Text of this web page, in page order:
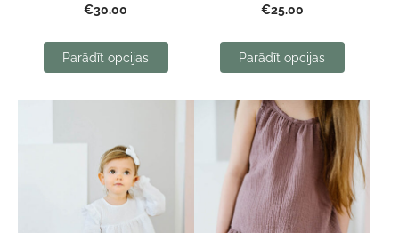
€30.00
Parādīt opcijas
€25.00
Parādīt opcijas